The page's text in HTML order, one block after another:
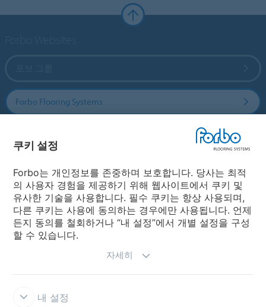
Forbo Flooring Systems
국가
국가 선택
쿠키 설정
Forbo는 개인정보를 존중하며 보호합니다. 당사는 최적
의 사용자 경험을 제공하기 위해 웹사이트에서 쿠키 및
유사한 기술을 사용합니다. 필수 쿠키는 항상 사용되며,
다른 쿠키는 사용에 동의하는 경우에만 사용됩니다. 언제
든지 동의를 철회하거나 “내 설정”에서 개별 설정을 구성
할 수 있습니다.
자세히
내 설정